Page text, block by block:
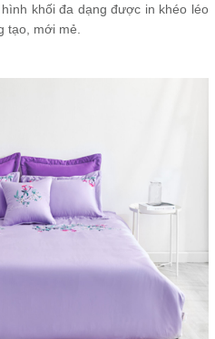
khối đa dạng được in khéo léo
tạo, mới mẻ.